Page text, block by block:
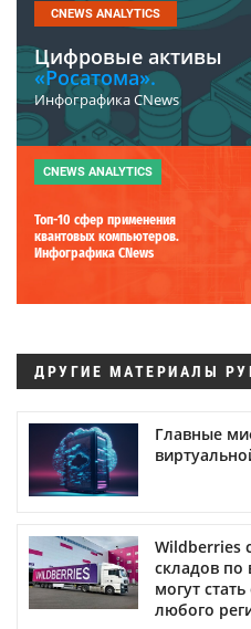
CNEWS ANALYTICS
Цифровые активы
«Росатома».
Инфографика CNews
CNEWS ANALYTICS
Топ-10 сфер применения
квантовых компьютеров.
Инфографика CNews
ДРУГИЕ МАТЕРИАЛЫ
Главные
Wildberries
складов по
могут
любого